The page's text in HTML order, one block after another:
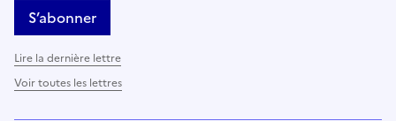
S’abonner
Lire la dernière lettre
Voir toutes les lettres